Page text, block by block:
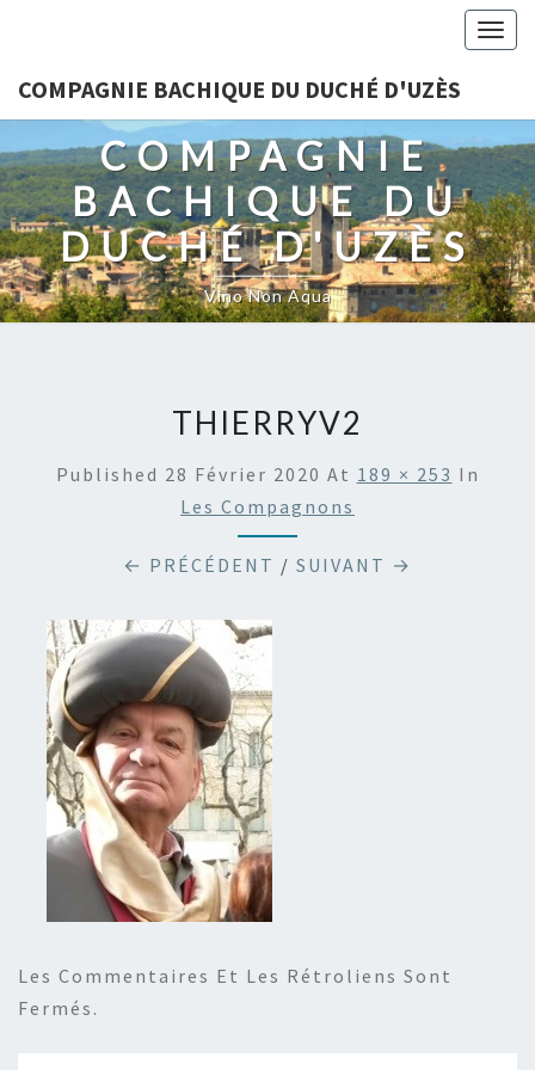
COMPAGNIE BACHIQUE DU DUCHÉ D'UZÈS
COMPAGNIE
BACHIQUE DU
DUCHÉ D'UZÈS
Vino Non Aqua
THIERRYV2
Published 28 Février 2020 At 189 × 253 In
Les Compagnons
← PRÉCÉDENT / SUIVANT →
Les Commentaires Et Les Rétroliens Sont
Fermés.